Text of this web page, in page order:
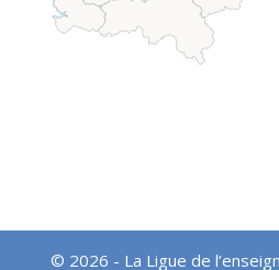
© 2026 - La Ligue de